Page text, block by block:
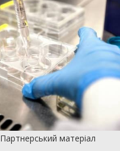
Партнерський матеріал